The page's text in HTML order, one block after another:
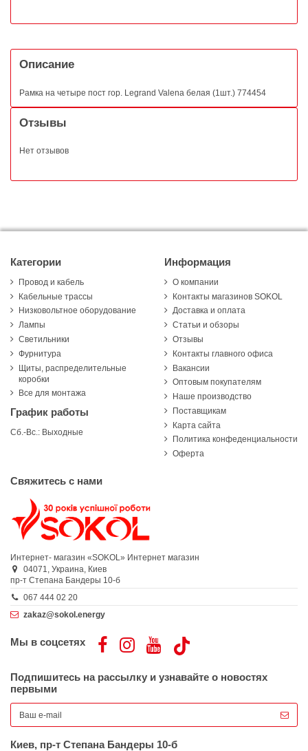
Описание
Рамка на четыре пост гор. Legrand Valena белая (1шт.) 774454
Отзывы
Нет отзывов
Категории
Провод и кабель
Кабельные трассы
Низковольтное оборудование
Лампы
Светильники
Фурнитура
Щиты, распределительные
коробки
Все для монтажа
График работы
Сб.-Вс.: Выходные
Информация
О компании
Контакты магазинов SOKOL
Доставка и оплата
Статьи и обзоры
Отзывы
Контакты главного офиса
Вакансии
Оптовым покупателям
Наше производство
Поставщикам
Карта сайта
Политика конфеденциальности
Оферта
Свяжитесь с нами
Интернет- магазин «SOKOL» Интернет магазин
04071, Украина, Киев
пр-т Степана Бандеры 10-б
067 444 02 20
zakaz@sokol.energy
Мы в соцсетях
Подпишитесь на рассылку и узнавайте о новостях
первыми
Киев, пр-т Степана Бандеры 10-б